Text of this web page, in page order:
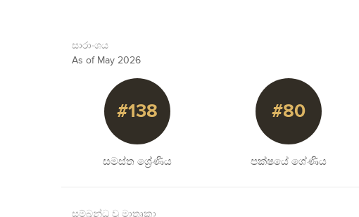
සාරාංශය
As of May 2026
#138
සමස්ත ශ්‍රේණිය
#80
පක්ෂයේ ශේණිය
සම්බන්ධ වූ මාතෘකා